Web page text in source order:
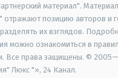
материал".
отражают позицию авторов и
их взглядов.
можно ознакомиться в
Все права защищены. ©
Люкс "», 24 Канал.